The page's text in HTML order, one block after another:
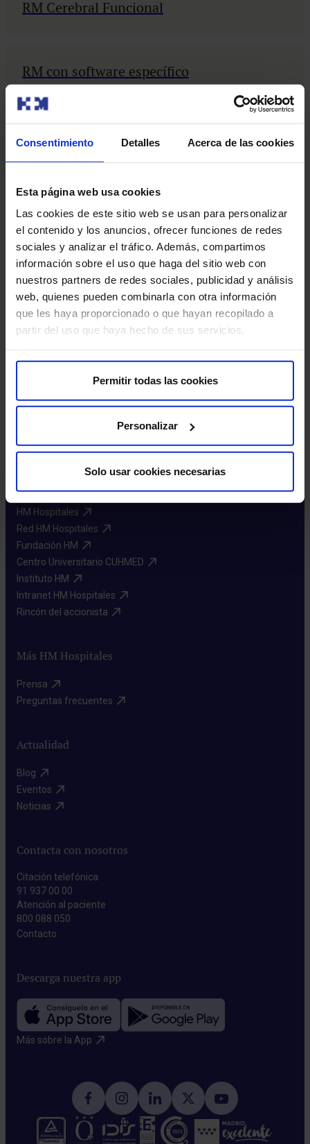
Consentimiento Detalles Acerca de las cookies
Esta página web usa cookies
Las cookies de este sitio web se usan para personalizar
el contenido y los anuncios, ofrecer funciones de redes
sociales y analizar el tráfico. Además, compartimos
información sobre el uso que haga del sitio web con
nuestros partners de redes sociales, publicidad y análisis
web, quienes pueden combinarla con otra información
que les haya proporcionado o que hayan recopilado a
partir del uso que haya hecho de sus servicios.
Permitir todas las cookies
Personalizar
Solo usar cookies necesarias
RM Cerebral Funcional
RM con software específico
RM de mama
RM pediátrica con o sin anestesia
RNM funcional
Pagina
anterior
1 2 3
Siguiente
pagina
HM Hospitales​
Red HM Hospitales​
Fundación HM​
Centro Universitario CUHMED​
Instituto HM​
Intranet HM Hospitales​
Rincón del accionista​
Más HM Hospitales
Prensa​
Preguntas frecuentes​
Actualidad
Blog​
Eventos​
Noticias​
Contacta con nosotros
Citación telefónica
91 937 00 00
Atención al paciente
800 088 050
Contacto​
Descarga nuestra app
Más sobre la App​